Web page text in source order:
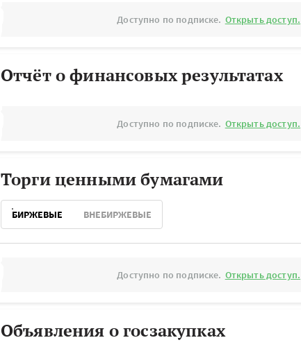
Доступно по подписке. Открыть доступ.
Отчёт о финансовых результатах
Доступно по подписке. Открыть доступ.
Торги ценными бумагами
БИРЖЕВЫЕ ВНЕБИРЖЕВЫЕ
Доступно по подписке. Открыть доступ.
Объявления о госзакупках